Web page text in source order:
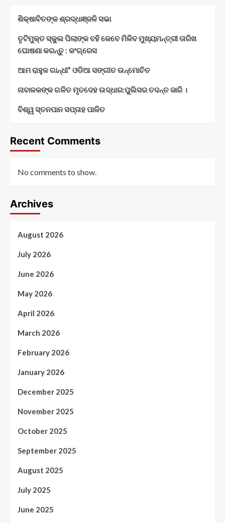
ଶିକ୍ଷାବିତଙ୍କ ଶ୍ରଦ୍ଧାଞ୍ଜଳି ସଭା
ତୃଟିମୁକ୍ତ ସ୍କୁଲ ପିଲାଙ୍କ ବହି କେବେ ମିଳିବ ମୁଖ୍ୟମନ୍ତ୍ରୀ ତାରିଖ
ଘୋଷଣା କରନ୍ତୁ : କଂଗ୍ରେସ
ଆମ ରାହୁଳ ଗାନ୍ଧୀ” ଓଡିଆ ସଙ୍ଗୀତ ଉନ୍ମୋଚିତ
ନାବାଳକଙ୍କ ଗଳିତ ମୃତଦେହ ଉଦ୍ଧାର:ପୁଲିସର ତଦନ୍ତ ଜାରି ।
ବିଶ୍ୱ ସ୍ତନପାନ ସପ୍ତାହ ପାଳିତ
Recent Comments
No comments to show.
Archives
August 2026
July 2026
June 2026
May 2026
April 2026
March 2026
February 2026
January 2026
December 2025
November 2025
October 2025
September 2025
August 2025
July 2025
June 2025